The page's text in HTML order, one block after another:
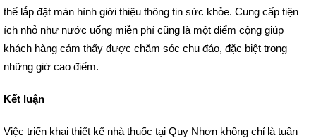
thể lắp đặt màn hình giới thiệu thông tin sức khỏe. Cung cấp tiện
ích nhỏ như nước uống miễn phí cũng là một điểm cộng giúp
khách hàng cảm thấy được chăm sóc chu đáo, đặc biệt trong
những giờ cao điểm.
Kết luận
Việc triển khai thiết kế nhà thuốc tại Quy Nhơn không chỉ là tuân